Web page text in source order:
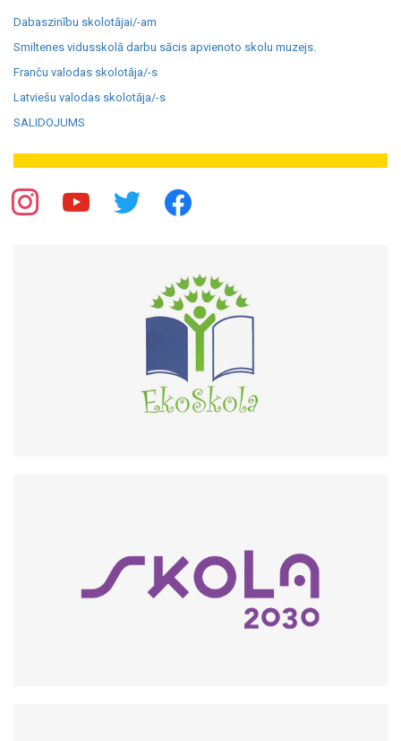
Dabaszinību skolotājai/-am
Smiltenes vidusskolā darbu sācis apvienoto skolu muzejs.
Franču valodas skolotāja/-s
Latviešu valodas skolotāja/-s
SALIDOJUMS